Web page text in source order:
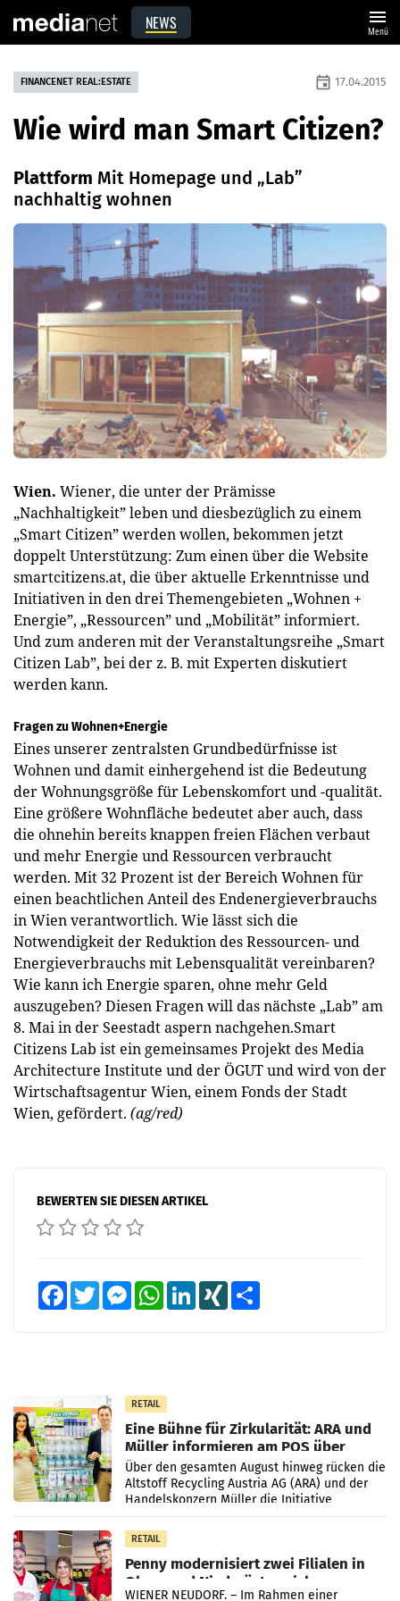
NEWS menu
Menü
FINANCENET REAL:ESTATE event 17.04.2015
Wie wird man Smart Citizen?
Plattform Mit Homepage und „Lab”
nachhaltig wohnen
Wien. Wiener, die unter der Prämisse
„Nachhaltigkeit” leben und diesbezüglich zu einem
„Smart Citizen” werden wollen, bekommen jetzt
doppelt Unterstützung: Zum einen über die Website
smartcitizens.at, die über aktuelle Erkenntnisse und
Initiativen in den drei Themengebieten „Wohnen +
Energie”, „Ressourcen” und „Mobilität” informiert.
Und zum anderen mit der Veranstaltungsreihe „Smart
Citizen Lab”, bei der z. B. mit Experten diskutiert
werden kann.
Fragen zu Wohnen+Energie
Eines unserer zentralsten Grundbedürfnisse ist
Wohnen und damit einhergehend ist die Bedeutung
der Wohnungsgröße für Lebenskomfort und -qualität.
Eine größere Wohnfläche bedeutet aber auch, dass
die ohnehin bereits knappen freien Flächen verbaut
und mehr Energie und Ressourcen verbraucht
werden. Mit 32 Prozent ist der Bereich Wohnen für
einen beachtlichen Anteil des Endenergieverbrauchs
in Wien verantwortlich. Wie lässt sich die
Notwendigkeit der Reduktion des Ressourcen- und
Energieverbrauchs mit Lebensqualität vereinbaren?
Wie kann ich Energie sparen, ohne mehr Geld
auszugeben? Diesen Fragen will das nächste „Lab” am
8. Mai in der Seestadt aspern nachgehen.Smart
Citizens Lab ist ein gemeinsames Projekt des Media
Architecture Institute und der ÖGUT und wird von der
Wirtschaftsagentur Wien, einem Fonds der Stadt
Wien, gefördert. (ag/red)
BEWERTEN SIE DIESEN ARTIKEL
FacebookTwitter MessengerWhatsAppLinkedInXING
RETAIL
Eine Bühne für Zirkularität: ARA und
Müller informieren am POS über
Kreislauffähigkeit
Über den gesamten August hinweg rücken die
Altstoff Recycling Austria AG (ARA) und der
Handelskonzern Müller die Initiative
„Kreislauf-Helden“ in allen österreichischen
Müller-Filialen
RETAIL
Penny modernisiert zwei Filialen in
Ober- und Niederösterreich
WIENER NEUDORF. – Im Rahmen einer